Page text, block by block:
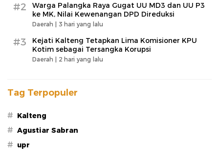
#2
Warga Palangka Raya Gugat UU MD3 dan UU P3
ke MK, Nilai Kewenangan DPD Direduksi
Daerah | 3 hari yang lalu
#3
Kejati Kalteng Tetapkan Lima Komisioner KPU
Kotim sebagai Tersangka Korupsi
Daerah | 2 hari yang lalu
Tag Terpopuler
# Kalteng
# Agustiar Sabran
# upr